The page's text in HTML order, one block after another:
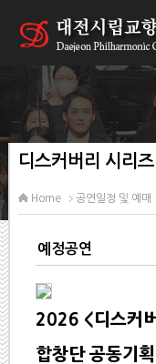
디스커버리 시리즈
Home 공연일정 및 예매
예정공연
2026 <디스커
합창단 공동기획